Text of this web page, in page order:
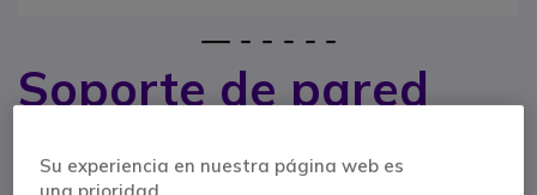
Soporte de pared
Saltar al comienzo de la galería de imágenes
Su experiencia en nuestra página web es
una prioridad